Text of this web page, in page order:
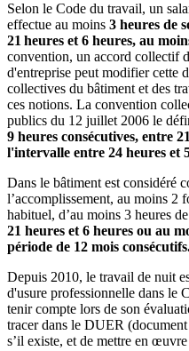
Selon le Code du travail, un
effectue au moins 3 heures de
21 heures et 6 heures, au
convention, un accord collectif
d'entreprise peut modifier cette
collectives du bâtiment et des
ces notions. La convention
publics du 12 juillet 2006 le
9 heures consécutives, entre 21
l'intervalle entre 24 heures et
Dans le bâtiment est considéré
l’accomplissement, au moins 2
habituel, d’au moins 3 heures
21 heures et 6 heures ou au
période de 12 mois
Depuis 2010, le travail de nuit
d'usure professionnelle dans le
tenir compte lors de son
tracer dans le DUER
s’il existe, et de mettre en